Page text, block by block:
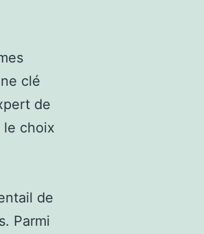
clé
de
le choix
de
Parmi